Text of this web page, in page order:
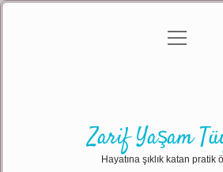
Gizlilik Politikası
menüyü
Zarif Yaşam
Hayatına şıklık katan pratik